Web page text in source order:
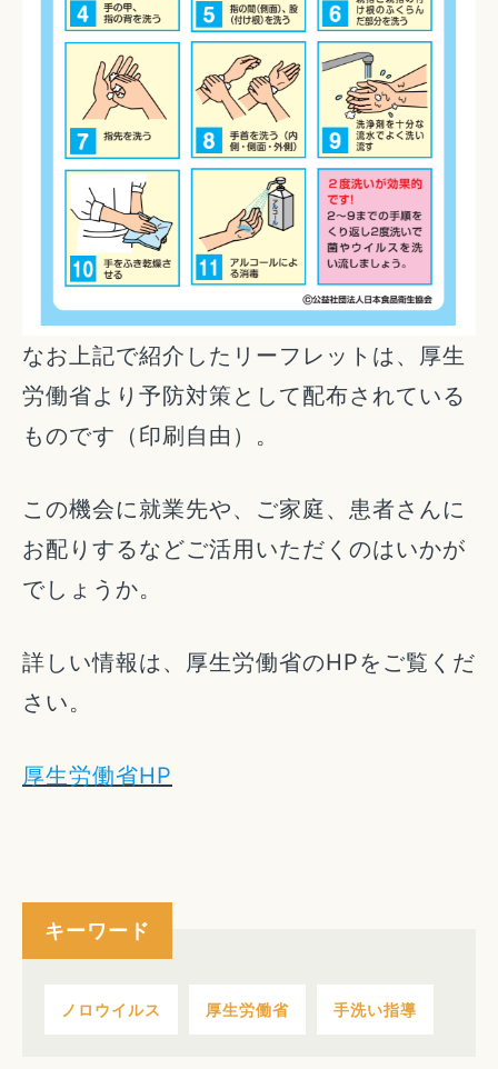
なお上記で紹介したリーフレットは、厚生
労働省より予防対策として配布されている
ものです（印刷自由）。
この機会に就業先や、ご家庭、患者さんに
お配りするなどご活用いただくのはいかが
でしょうか。
詳しい情報は、厚生労働省のHPをご覧くだ
さい。
厚生労働省HP
キーワード
ノロウイルス 厚生労働省 手洗い指導